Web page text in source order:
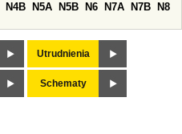
N4B N5A N5B N6 N7A N7B
N8
Utrudnienia
Schematy